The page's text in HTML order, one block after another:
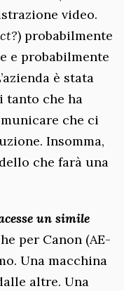
video.
) probabilmente
e probabilmente
è stata
tanto che ha
che ci
Insomma,
che farà una
un simile
per Canon (AE-
Una macchina
altre. Una